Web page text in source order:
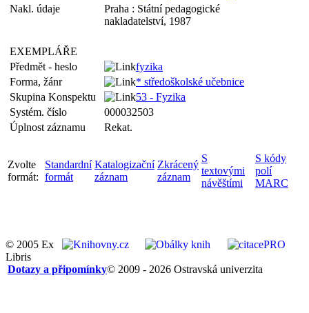
Nakl. údaje
Praha : Státní pedagogické
nakladatelství, 1987
EXEMPLÁŘE
Předmět - heslo
fyzika
Forma, žánr
* středoškolské učebnice
Skupina Konspektu
53 - Fyzika
Systém. číslo
000032503
Úplnost záznamu
Rekat.
Zvolte
formát:
Standardní
formát
Katalogizační
záznam
Zkrácený
záznam
S
textovými
návěštími
S kódy
polí
MARC
© 2005 Ex
Libris
© 2009 - 2026 Ostravská univerzita
Dotazy a připomínky